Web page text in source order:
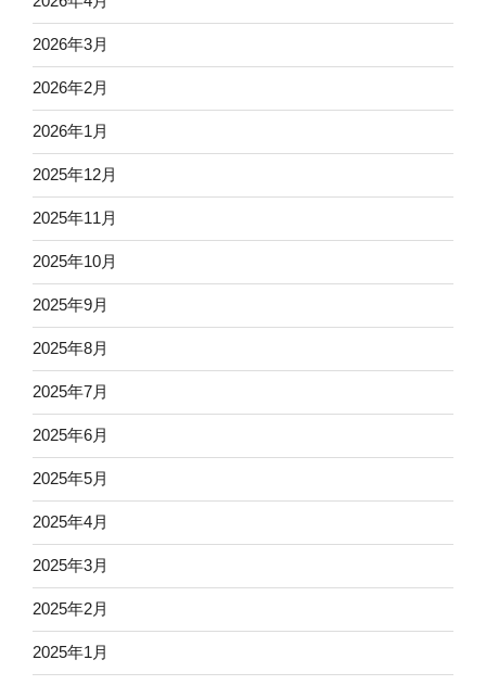
2026年3月
2026年2月
2026年1月
2025年12月
2025年11月
2025年10月
2025年9月
2025年8月
2025年7月
2025年6月
2025年5月
2025年4月
2025年3月
2025年2月
2025年1月